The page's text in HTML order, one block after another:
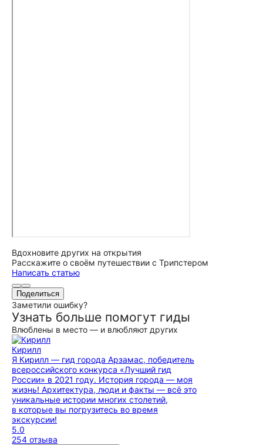
Вдохновите других на открытия
Расскажите о своём путешествии с Трипстером
Написать статью
Поделиться
Заметили ошибку?
Узнать больше помогут гиды
Влюблены в место — и влюбляют других
Кирилл
Я Кирилл — гид города Арзамас, победитель
всероссийского конкурса «Лучший гид
России» в 2021 году. История города — моя
жизнь! Архитектура, люди и факты — всё это
уникальные истории многих столетий,
в которые вы погрузитесь во время
экскурсии!
5.0
254 отзыва